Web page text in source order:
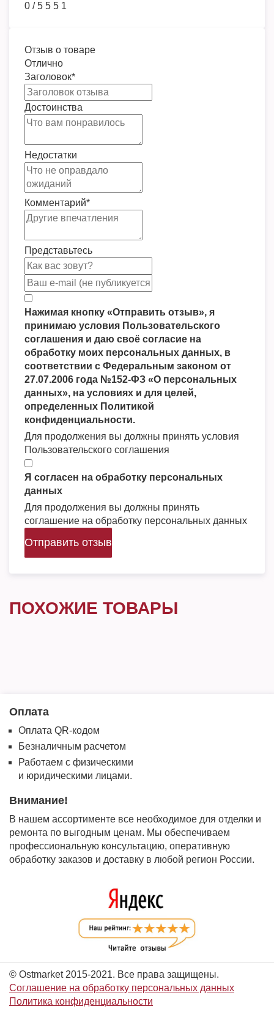
0 /5 5 5 1
Отзыв о товаре
Отлично
Заголовок*
Достоинства
Недостатки
Комментарий*
Представьтесь
Нажимая кнопку «Отправить отзыв», я
принимаю условия Пользовательского
соглашения и даю своё согласие на
обработку моих персональных данных, в
соответствии с Федеральным законом от
27.07.2006 года №152-ФЗ «О персональных
данных», на условиях и для целей,
определенных Политикой
конфиденциальности.
Для продолжения вы должны принять условия
Пользовательского соглашения
Я согласен на обработку персональных
данных
Для продолжения вы должны принять
соглашение на обработку персональных данных
Отправить отзыв
ПОХОЖИЕ ТОВАРЫ
Оплата
Оплата QR-кодом
Безналичным расчетом
Работаем с физическими
и юридическими лицами.
Внимание!
В нашем ассортименте все необходимое для отделки и
ремонта по выгодным ценам. Мы обеспечиваем
профессиональную консультацию, оперативную
обработку заказов и доставку в любой регион России.
© Ostmarket 2015-2021. Все права защищены.
Соглашение на обработку персональных данных
Политика конфиденциальности